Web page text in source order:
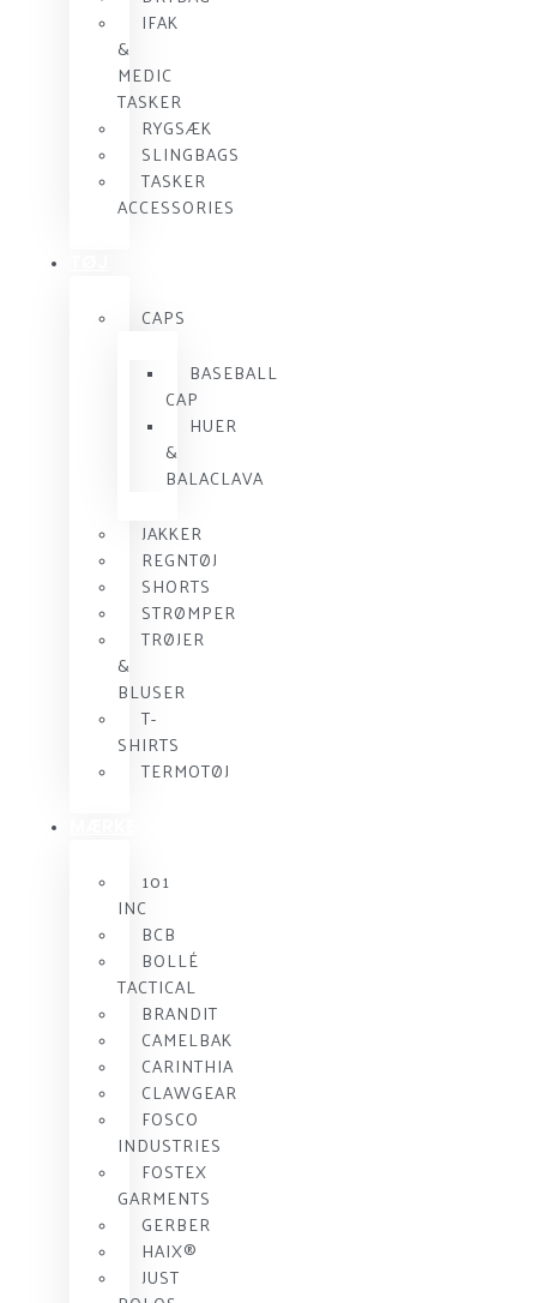
IFAK
&
MEDIC
TASKER
RYGSÆK
SLINGBAGS
TASKER
ACCESSORIES
CAPS
BASEBALL
CAP
HUER
&
BALACLAVA
JAKKER
REGNTØJ
SHORTS
STRØMPER
TRØJER
&
BLUSER
T-
SHIRTS
TERMOTØJ
101
INC
BCB
BOLLÉ
TACTICAL
BRANDIT
CAMELBAK
CARINTHIA
CLAWGEAR
FOSCO
INDUSTRIES
FOSTEX
GARMENTS
GERBER
HAIX®
JUST